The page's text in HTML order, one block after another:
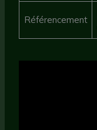
Référencement